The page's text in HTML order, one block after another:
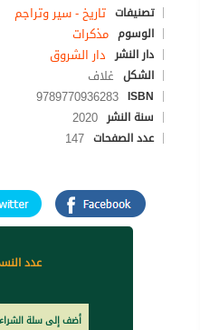
تصنيفات تاريخ - سير وتراجم
الوسوم مذكرات
دار النشر دار الشروق
الشكل غلاف
ISBN
9789770936283
سنة النشر 2020
عدد الصفحات 147
عدد
أضف إلى سلة الشراء